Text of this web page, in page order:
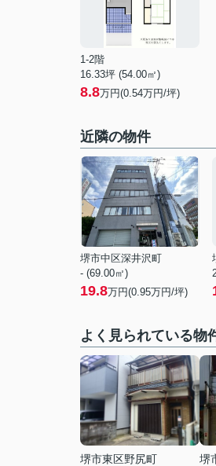
1-2階
16.33坪 (54.00㎡)
8.8万円(0.54万円/坪)
近隣の物件
堺市中区深井沢町
- (69.00㎡)
19.8万円(0.95万円/坪)
よく見られている物
堺市東区野尻町
堺